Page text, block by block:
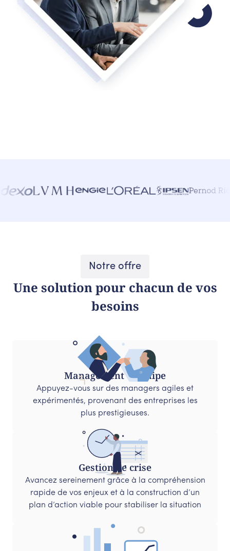
Notre offre
Une solution pour chacun de vos
besoins
Management d'équipe
Appuyez-vous sur des managers agiles et
expérimentés, provenant des entreprises les
plus prestigieuses.
Gestion de crise
Avancez sereinement grâce à la compréhension
rapide de vos enjeux et à la construction d’un
plan d’action viable pour stabiliser la situation